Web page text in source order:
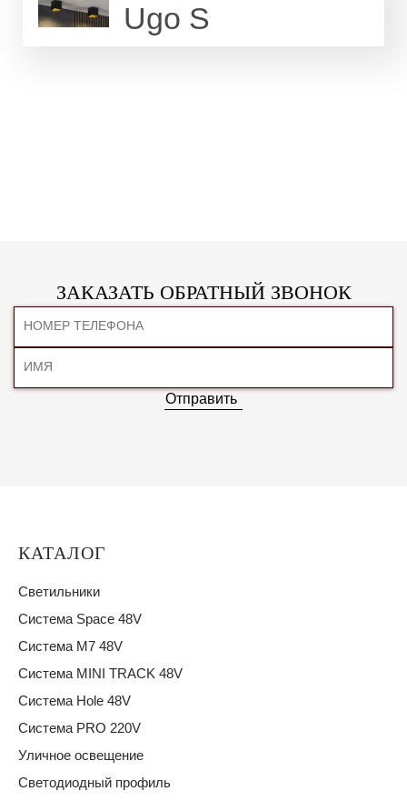
Ugo S
ЗАКАЗАТЬ ОБРАТНЫЙ ЗВОНОК
Отправить
КАТАЛОГ
Светильники
Система Space 48V
Система M7 48V
Система MINI TRACK 48V
Система Hole 48V
Система PRO 220V
Уличное освещение
Светодиодный профиль